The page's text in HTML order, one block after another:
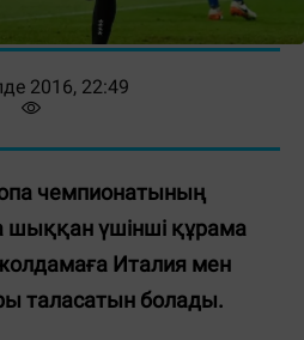
2016, 22:49
чемпионатының
үшінші құрама
Италия мен
таласатын болады.